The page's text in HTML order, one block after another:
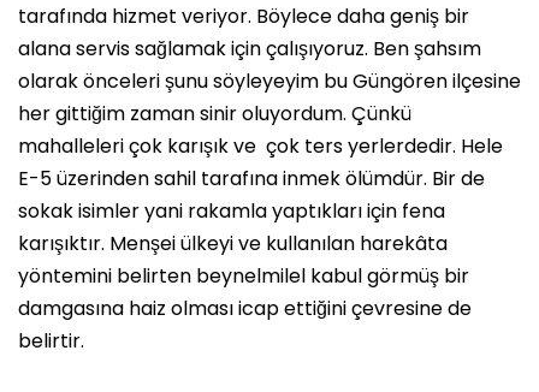
tarafında hizmet veriyor. Böylece daha geniş bir
alana servis sağlamak için çalışıyoruz. Ben şahsım
olarak önceleri şunu söyleyeyim bu Güngören ilçesine
her gittiğim zaman sinir oluyordum. Çünkü
mahalleleri çok karışık ve çok ters yerlerdedir. Hele
E-5 üzerinden sahil tarafına inmek ölümdür. Bir de
sokak isimler yani rakamla yaptıkları için fena
karışıktır. Menşei ülkeyi ve kullanılan harekâta
yöntemini belirten beynelmilel kabul görmüş bir
damgasına haiz olması icap ettiğini çevresine de
belirtir.